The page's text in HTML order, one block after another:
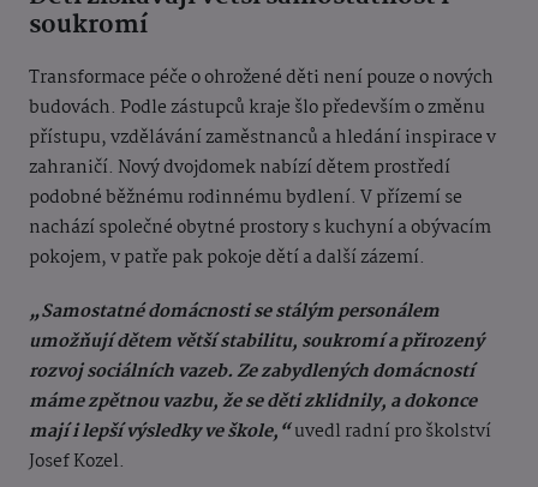
soukromí
Transformace péče o ohrožené děti není pouze o nových
budovách. Podle zástupců kraje šlo především o změnu
přístupu, vzdělávání zaměstnanců a hledání inspirace v
zahraničí. Nový dvojdomek nabízí dětem prostředí
podobné běžnému rodinnému bydlení. V přízemí se
nachází společné obytné prostory s kuchyní a obývacím
pokojem, v patře pak pokoje dětí a další zázemí.
„Samostatné domácnosti se stálým personálem
umožňují dětem větší stabilitu, soukromí a přirozený
rozvoj sociálních vazeb. Ze zabydlených domácností
máme zpětnou vazbu, že se děti zklidnily, a dokonce
mají i lepší výsledky ve škole,“uvedl radní pro školství
Josef Kozel.